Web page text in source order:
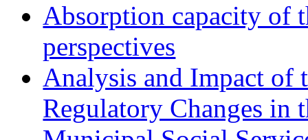
Absorption capacity of
perspectives
Analysis and Impact of
Regulatory Changes in